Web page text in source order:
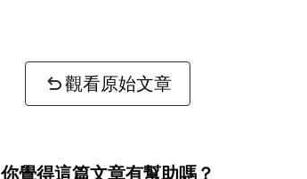
觀看原始文章
你覺得這篇文章有幫助嗎？